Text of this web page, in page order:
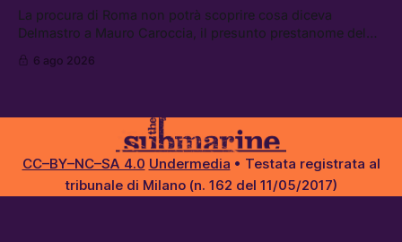
La procura di Roma non potrà scoprire cosa diceva
Delmastro a Mauro Caroccia, il presunto prestanome del
attacchi in Libano, il governo chiederà 36 miliardi di
6 ago 2026
CC–BY–NC–SA 4.0 Undermedia • Testata registrata al
tribunale di Milano (n. 162 del 11/05/2017)